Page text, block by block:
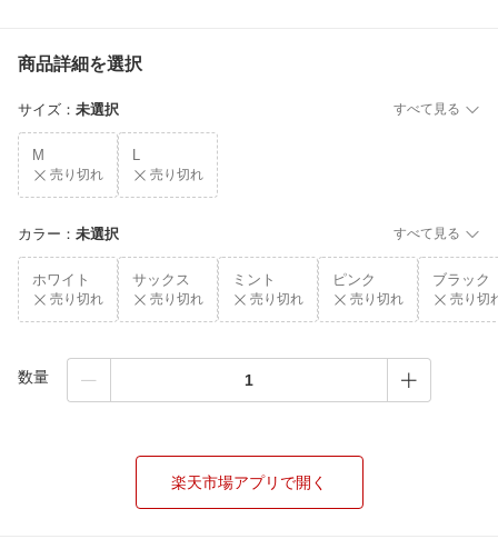
商品詳細を選択
サイズ ： 未選択 すべて見る
M
売り切れ
L
売り切れ
カラー ： 未選択 すべて見る
ホワイト
売り切れ
サックス
売り切れ
ミント
売り切れ
ピンク
売り切れ
ブラック
売り切
数量
楽天市場アプリで開く